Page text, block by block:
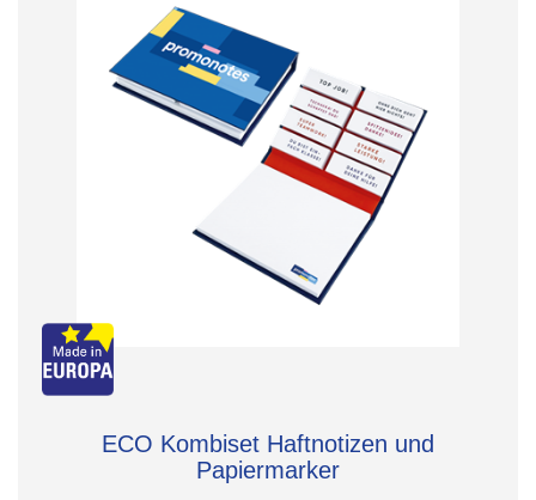
ECO Kombiset Haftnotizen und
Papiermarker